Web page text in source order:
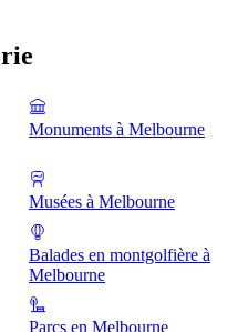
Monuments à Melbourne
Musées à Melbourne
Balades en montgolfière à
Melbourne
Parcs en Melbourne